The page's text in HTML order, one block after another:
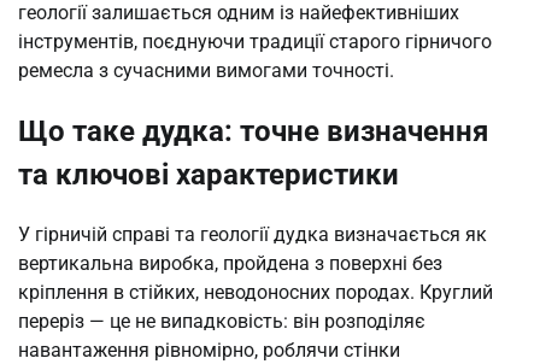
геології залишається одним із найефективніших
інструментів, поєднуючи традиції старого гірничого
ремесла з сучасними вимогами точності.
Що таке дудка: точне визначення
та ключові характеристики
У гірничій справі та геології дудка визначається як
вертикальна виробка, пройдена з поверхні без
кріплення в стійких, неводоносних породах. Круглий
переріз — це не випадковість: він розподіляє
навантаження рівномірно, роблячи стінки